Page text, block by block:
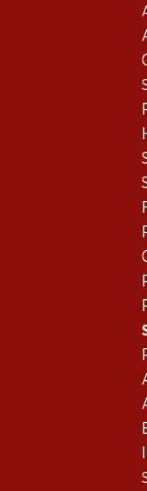
Vino
Zweigelt Burg
Schloss Bockfliess